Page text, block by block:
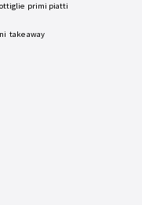
primi piatti
take away